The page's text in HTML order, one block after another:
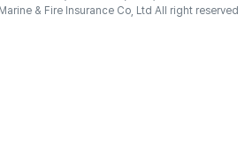
& Fire Insurance Co, Ltd All right reserved